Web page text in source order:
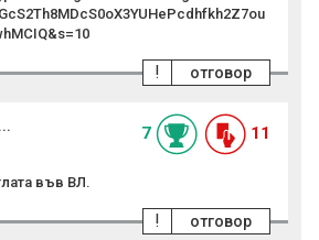
отговор
!
7 11
във ВЛ.
отговор
!